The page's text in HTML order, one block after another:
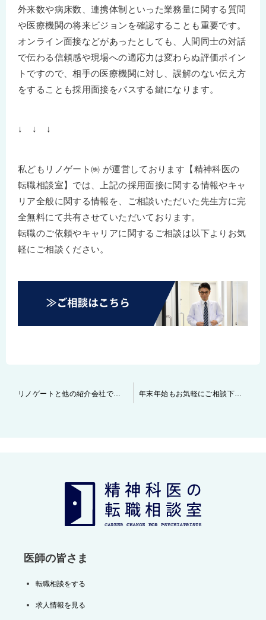
外来数や病床数、連携体制といった業務量に関する質問
や医療機関の将来ビジョンを確認することも重要です。
オンライン面接などがあったとしても、人間同士の対話
で伝わる信頼感や現場への適応力は変わらぬ評価ポイン
トですので、相手の医療機関に対し、誤解のない伝え方
をすることも採用面接をパスする鍵になります。
↓ ↓ ↓
私どもリノゲート㈱ が運営しております【精神科医の
転職相談室】では、上記の採用面接に関する情報やキャ
リア全般に関する情報を、ご相談いただいた先生方に完
全無料にて共有させていただいております。
転職のご依頼やキャリアに関するご相談は以下よりお気
軽にご相談ください。
リノゲートと他の紹介会社では一体何が違うのか？精神科へ転科したH医師よりお伺いしたお話 年末年始もお気軽にご相談下さいませ
医師の皆さま
転職相談をする
求人情報を見る